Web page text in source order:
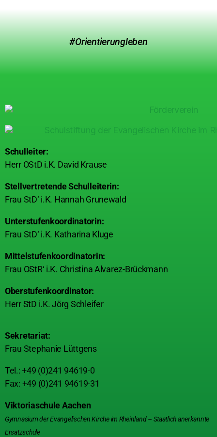
#Orientierungleben
Schulleiter:
Herr OStD i.K. David Krause
Stellvertretende Schulleiterin:
Frau StD‘ i.K. Hannah Grunewald
Unterstufenkoordinatorin:
Frau StD‘ i.K. Katharina Kluge
Mittelstufenkoordinatorin:
Frau OStR‘ i.K. Christina Alvarez-Brückmann
Oberstufenkoordinator:
Herr StD i.K. Jörg Schleifer
Sekretariat:
Frau Stephanie Lüttgens
Tel.: +49 (0)241 94619-0
Fax: +49 (0)241 94619-31
Viktoriaschule Aachen
Gymnasium der Evangelischen Kirche im Rheinland – Staatlich anerkannte
Ersatzschule